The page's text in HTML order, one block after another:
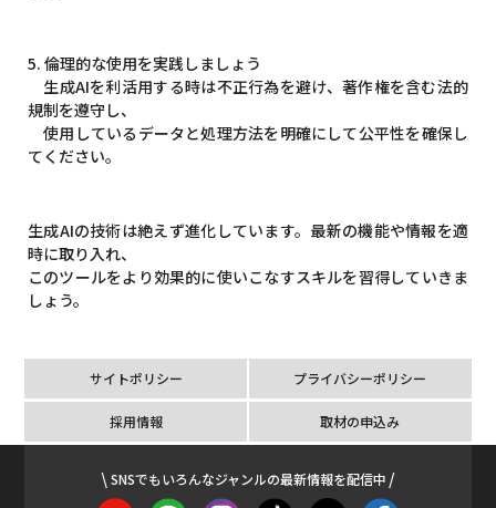
5. 倫理的な使用を実践しましょう
生成AIを利活用する時は不正行為を避け、著作権を含む法的
規制を遵守し、
使用しているデータと処理方法を明確にして公平性を確保し
てください。
生成AIの技術は絶えず進化しています。最新の機能や情報を適
時に取り入れ、
このツールをより効果的に使いこなすスキルを習得していきま
しょう。
サイトポリシー プライバシーポリシー
採用情報 取材の申込み
SNSでもいろんなジャンルの最新情報を配信中